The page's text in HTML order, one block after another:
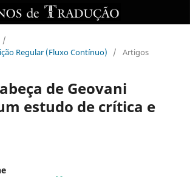
/
Regular (Fluxo Contínuo)
/ Artigos
de Geovani
estudo de crítica e